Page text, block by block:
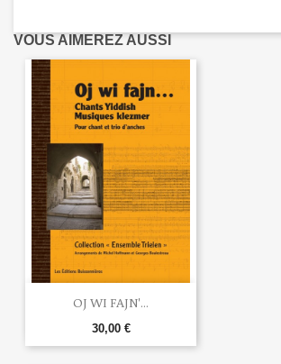
VOUS AIMEREZ AUSSI
OJ WI FAJN'...
30,00 €